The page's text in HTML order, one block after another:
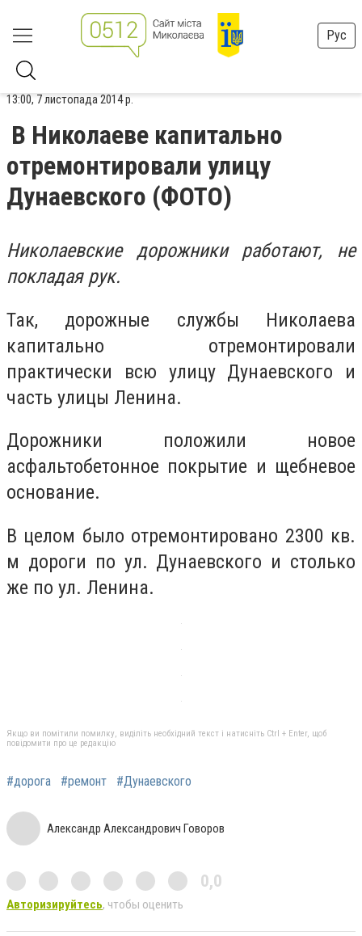
Рус
13:00, 7 листопада 2014 р.
В Николаеве капитально
отремонтировали улицу
Дунаевского (ФОТО)
Николаевские дорожники работают, не
покладая рук.
Так, дорожные службы Николаева
капитально отремонтировали
практически всю улицу Дунаевского и
часть улицы Ленина.
Дорожники положили новое
асфальтобетонное покрытие и щебневое
основание.
В целом было отремонтировано 2300 кв.
м дороги по ул. Дунаевского и столько
же по ул. Ленина.
Якщо ви помітили помилку, виділіть необхідний текст і натисніть Ctrl + Enter, щоб
повідомити про це редакцію
#дорога #ремонт #Дунаевского
Александр Александрович Говоров
0,0
Авторизируйтесь, чтобы оценить